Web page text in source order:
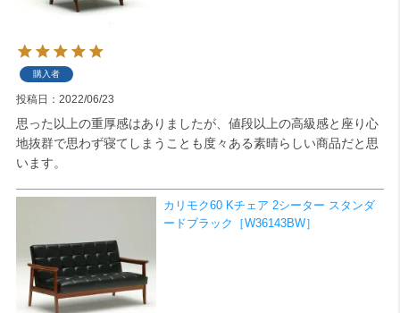
購入者
投稿日 2022/06/23
思った以上の重厚感はありましたが、値段以上の高級感と座り心
地抜群で思わず寝てしまうことも度々ある素晴らしい商品だと思
います。
カリモク60 Kチェア 2シーター スタンダ
ードブラック［W36143BW］